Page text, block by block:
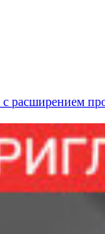
расширением